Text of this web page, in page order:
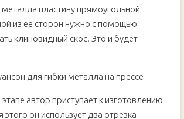
металла пластину прямоугольной
из ее сторон нужно с помощью
клиновидный скос. Это и будет
автор приступает к изготовлению
он использует два отрезка